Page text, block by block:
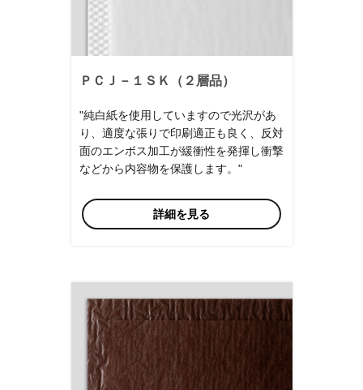
ＰＣＪ－１ＳＫ（２層品）
"純白紙を使用していますので光沢があ
り、適度な張りで印刷適正も良く、反対
面のエンボス加工が緩衝性を発揮し衝撃
などから内容物を保護します。"
詳細を見る